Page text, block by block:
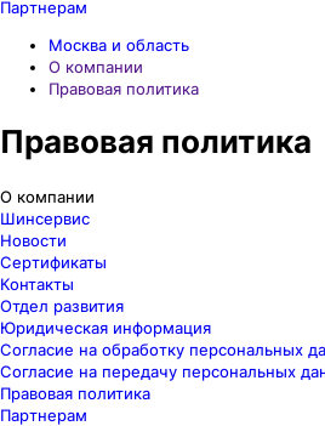
Партнерам
Москва и область
О компании
Правовая политика
Правовая политика
О компании
Шинсервис
Новости
Сертификаты
Контакты
Отдел развития
Юридическая информация
Согласие на обработку персональных
Согласие на передачу персональных
Правовая политика
Партнерам